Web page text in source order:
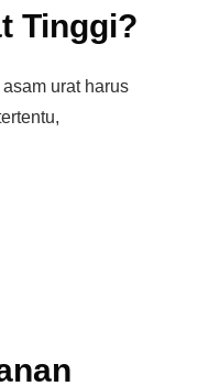
Tinggi?
urat harus